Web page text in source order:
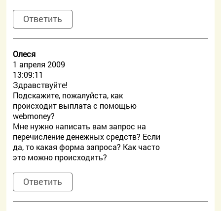
Ответить
Олеся
1 апреля 2009
13:09:11
Здравствуйте!
Подскажите, пожалуйста, как
происходит выплата с помощью
webmoney?
Мне нужно написать вам запрос на
перечисление денежных средств? Если
да, то какая форма запроса? Как часто
это можно происходить?
Ответить